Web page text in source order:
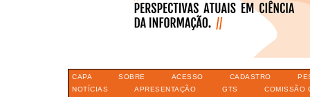
CAPA SOBRE ACESSO CADASTRO
NOTÍCIAS
APRESENTAÇÃO GTS
COMISSÃO